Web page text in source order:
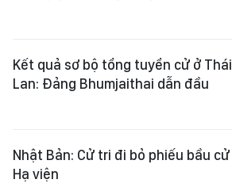
Kết quả sơ bộ tổng tuyển cử ở Thái
Lan: Đảng Bhumjaithai dẫn đầu
Nhật Bản: Cử tri đi bỏ phiếu bầu cử
Hạ viện